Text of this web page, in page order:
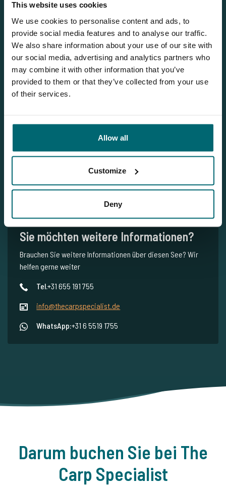
This website uses cookies
We use cookies to personalise content and ads, to
provide social media features and to analyse our traffic.
We also share information about your use of our site with
our social media, advertising and analytics partners who
may combine it with other information that you’ve
provided to them or that they’ve collected from your use
of their services.
Allow all
Customize
Deny
Entdecken Etang de Chigy
Jeroen
Sie möchten weitere Informationen?
Brauchen Sie weitere Informationen über diesen See? Wir
helfen gerne weiter
Tel.+31 655 191 755
info@thecarpspecialist.de
WhatsApp:+31 6 5519 1755
Darum buchen Sie bei The
Carp Specialist